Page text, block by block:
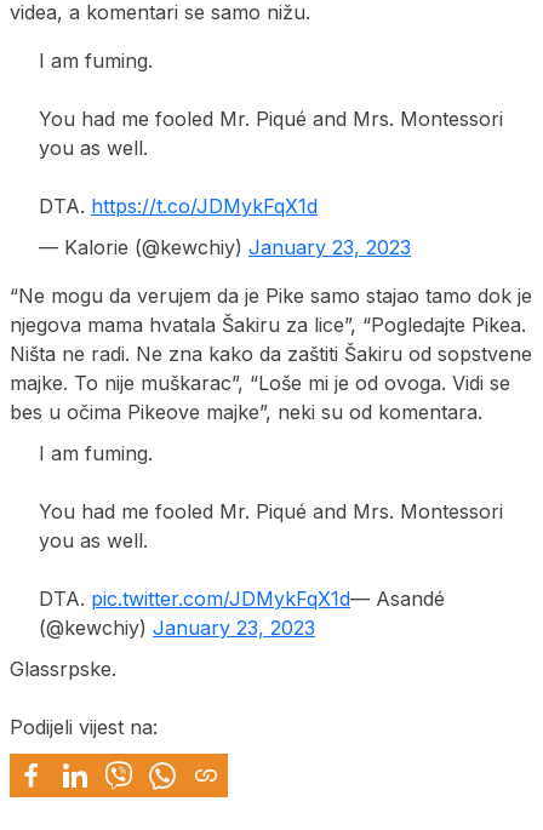
videa, a komentari se samo nižu.
I am fuming.
You had me fooled Mr. Piqué and Mrs. Montessori
you as well.
DTA. https://t.co/JDMykFqX1d
— Kalorie (@kewchiy) January 23, 2023
“Ne mogu da verujem da je Pike samo stajao tamo dok je
njegova mama hvatala Šakiru za lice”, “Pogledajte Pikea.
Ništa ne radi. Ne zna kako da zaštiti Šakiru od sopstvene
majke. To nije muškarac”, “Loše mi je od ovoga. Vidi se
bes u očima Pikeove majke”, neki su od komentara.
I am fuming.
You had me fooled Mr. Piqué and Mrs. Montessori
you as well.
DTA. pic.twitter.com/JDMykFqX1d— Asandé
(@kewchiy) January 23, 2023
Glassrpske.
Podijeli vijest na: